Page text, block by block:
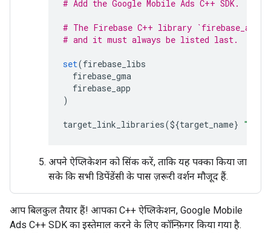
# Add the Google Mobile Ads C++ SDK.
# The Firebase C++ library
# and it must always be listed last.
set(firebase_libs
firebase_gma
firebase_app
)
target_link_libraries(${target_name}
अपने ऐप्लिकेशन को सिंक करें, ताकि यह पक्का किया जा
सके कि सभी डिपेंडेंसी के पास ज़रूरी वर्शन मौजूद हैं.
आप बिलकुल तैयार हैं! आपका C++ ऐप्लिकेशन, Google Mobile
Ads C++ SDK का इस्तेमाल करने के लिए कॉन्फ़िगर किया गया है.